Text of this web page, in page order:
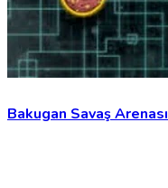
Bakugan Savaş Arenası